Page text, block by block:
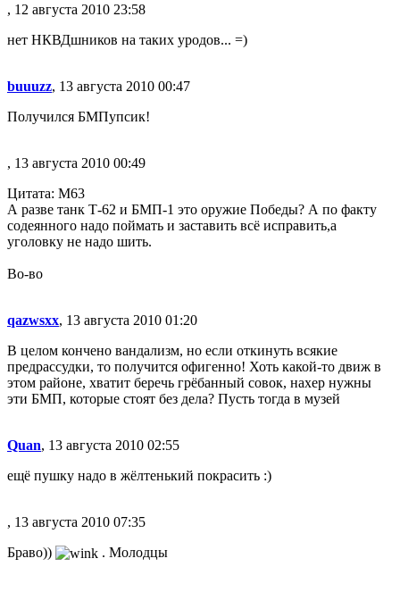
, 12 августа 2010 23:58
нет НКВДшников на таких уродов... =)
buuuzz, 13 августа 2010 00:47
Получился БМПупсик!
, 13 августа 2010 00:49
Цитата: М63
А разве танк Т-62 и БМП-1 это оружие Победы? А по факту
содеянного надо поймать и заставить всё исправить,а
уголовку не надо шить.
Во-во
qazwsxx, 13 августа 2010 01:20
В целом кончено вандализм, но если откинуть всякие
предрассудки, то получится офигенно! Хоть какой-то движ в
этом районе, хватит беречь грёбанный совок, нахер нужны
эти БМП, которые стоят без дела? Пусть тогда в музей
Quan, 13 августа 2010 02:55
ещё пушку надо в жёлтенький покрасить :)
, 13 августа 2010 07:35
Браво))
. Молодцы